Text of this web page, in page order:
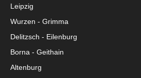
Leipzig
Wurzen - Grimma
Delitzsch - Eilenburg
Borna - Geithain
Altenburg